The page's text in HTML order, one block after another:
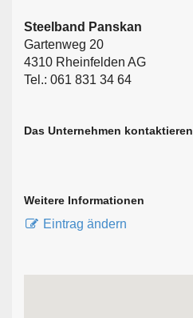
Steelband Panskan
Gartenweg 20
4310 Rheinfelden AG
Tel.: 061 831 34 64
Das Unternehmen kontaktieren
Weitere Informationen
Eintrag ändern